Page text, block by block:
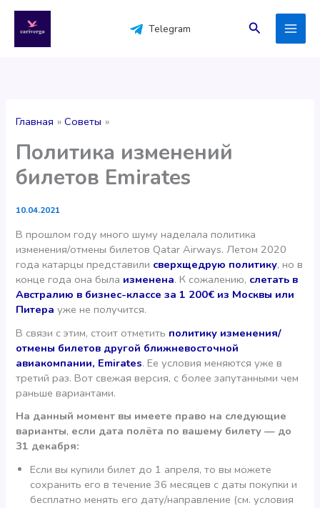
содержимому
Telegram Поиск
Главная Советы
Политика изменений
билетов Emirates
10.04.2021
В прошлом году много шуму наделала политика
изменения/отмены билетов Qatar Airways. Летом 2020
года катарцы представили сверхщедрую политику, но в
конце года она была изменена. К сожалению, слетать в
Австралию в бизнес-классе за 1 200€ из Москвы или
Питера уже не получится.
В связи с этим, стоит отметить политику изменения/
отмены билетов другой ближневосточной
авиакомпании, Emirates. Ее условия меняются уже в
третий раз. Вот свежая версия, с более запутанными чем
раньше вариантами.
На данный момент вы имеете право на следующие
варианты, если дата полёта по вашему билету — до
31 декабря:
Если вы купили билет до 1 апреля, то вы можете
сохранить его в течение 36 месяцев с даты покупки и
бесплатно менять его дату/направление (см. условия